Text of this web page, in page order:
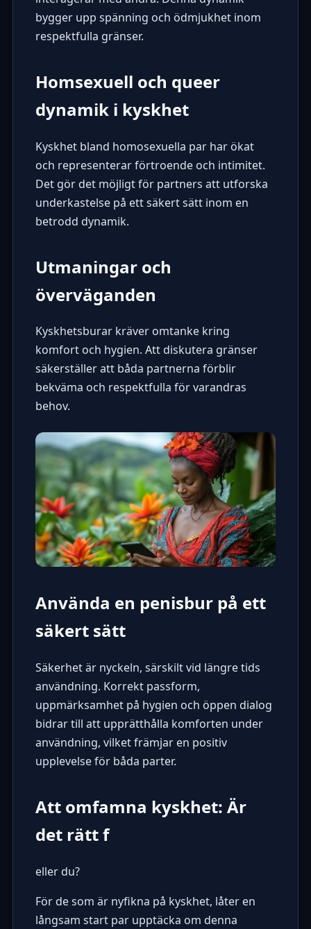
bygger upp spänning och ödmjukhet inom
respektfulla gränser.
Homsexuell och queer
dynamik i kyskhet
Kyskhet bland homosexuella par har ökat
och representerar förtroende och intimitet.
Det gör det möjligt för partners att utforska
underkastelse på ett säkert sätt inom en
betrodd dynamik.
Utmaningar och
överväganden
Kyskhetsburar kräver omtanke kring
komfort och hygien. Att diskutera gränser
säkerställer att båda partnerna förblir
bekväma och respektfulla för varandras
behov.
Använda en penisbur på ett
säkert sätt
Säkerhet är nyckeln, särskilt vid längre tids
användning. Korrekt passform,
uppmärksamhet på hygien och öppen dialog
bidrar till att upprätthålla komforten under
användning, vilket främjar en positiv
upplevelse för båda parter.
Att omfamna kyskhet: Är
det rätt f
eller du?
För de som är nyfikna på kyskhet, låter en
långsam start par upptäcka om denna